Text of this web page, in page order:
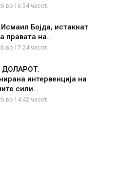
во 16:54 часот.
Бојда, истакнат
правата на…
во 17:24 часот.
ДОЛАРОТ:
интервенција на
сили…
во 14:42 часот.